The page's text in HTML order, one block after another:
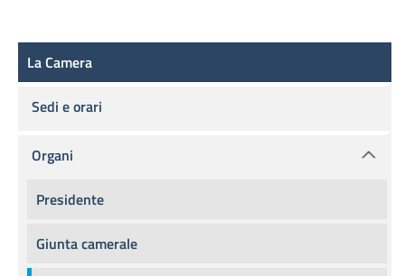
La Camera
La Camera
Sedi e orari
Organi
Presidente
Giunta camerale